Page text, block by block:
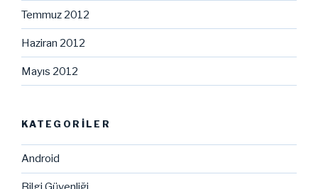
Temmuz 2012
Haziran 2012
Mayıs 2012
KATEGORILER
Android